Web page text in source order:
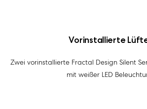
Vorinstallierte
Zwei vorinstallierte Fractal Design Silent
mit weißer LED